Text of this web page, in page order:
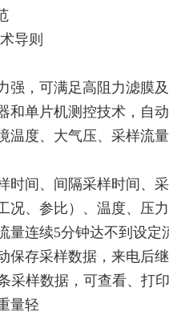
导则
强，可满足高阻力滤膜
和单片机测控技术，自
温度、大气压、采样流
间、间隔采样时间、
况、参比）、温度、压
连续5分钟达不到设定
保存采样数据，来电后继
采样数据，可查看、打
量轻